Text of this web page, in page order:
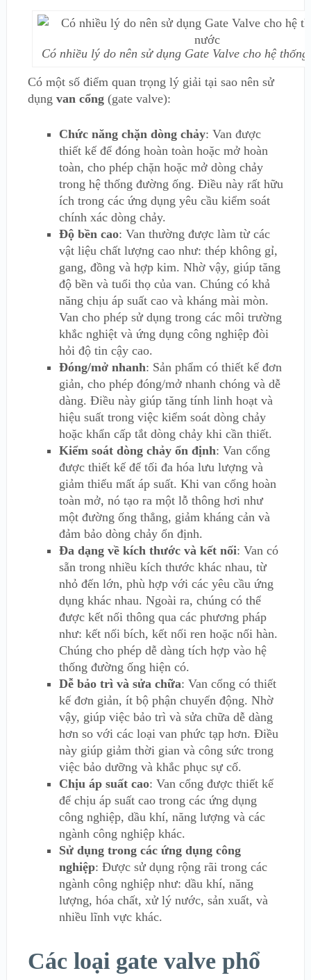
Có nhiều lý do nên sử dụng Gate Valve cho hệ
Có một số điểm quan trọng lý giải tại sao nên sử
dụng van cổng(gate valve):
Chức năng chặn dòng chảy: Van được
thiết kế để đóng hoàn toàn hoặc mở hoàn
toàn, cho phép chặn hoặc mở dòng chảy
trong hệ thống đường ống. Điều này rất hữu
ích trong các ứng dụng yêu cầu kiểm soát
chính xác dòng chảy.
Độ bền cao: Van thường được làm từ các
vật liệu chất lượng cao như: thép không gỉ,
gang, đồng và hợp kim. Nhờ vậy, giúp tăng
độ bền và tuổi thọ của van. Chúng có khả
năng chịu áp suất cao và kháng mài mòn.
Van cho phép sử dụng trong các môi trường
khắc nghiệt và ứng dụng công nghiệp đòi
hỏi độ tin cậy cao.
Đóng/mở nhanh: Sản phẩm có thiết kế đơn
giản, cho phép đóng/mở nhanh chóng và dễ
dàng. Điều này giúp tăng tính linh hoạt và
hiệu suất trong việc kiểm soát dòng chảy
hoặc khẩn cấp tắt dòng chảy khi cần thiết.
Kiểm soát dòng chảy ổn định: Van cổng
được thiết kế để tối đa hóa lưu lượng và
giảm thiểu mất áp suất. Khi van cổng hoàn
toàn mở, nó tạo ra một lỗ thông hơi như
một đường ống thẳng, giảm kháng cản và
đảm bảo dòng chảy ổn định.
Đa dạng về kích thước và kết nối: Van có
sẵn trong nhiều kích thước khác nhau, từ
nhỏ đến lớn, phù hợp với các yêu cầu ứng
dụng khác nhau. Ngoài ra, chúng có thể
được kết nối thông qua các phương pháp
như: kết nối bích, kết nối ren hoặc nối hàn.
Chúng cho phép dễ dàng tích hợp vào hệ
thống đường ống hiện có.
Dễ bảo trì và sửa chữa: Van cổng có thiết
kế đơn giản, ít bộ phận chuyển động. Nhờ
vậy, giúp việc bảo trì và sửa chữa dễ dàng
hơn so với các loại van phức tạp hơn. Điều
này giúp giảm thời gian và công sức trong
việc bảo dưỡng và khắc phục sự cố.
Chịu áp suất cao: Van cổng được thiết kế
để chịu áp suất cao trong các ứng dụng
công nghiệp, dầu khí, năng lượng và các
ngành công nghiệp khác.
Sử dụng trong các ứng dụng công
nghiệp: Được sử dụng rộng rãi trong các
ngành công nghiệp như: dầu khí, năng
lượng, hóa chất, xử lý nước, sản xuất, và
nhiều lĩnh vực khác.
Các loại gate valve phổ